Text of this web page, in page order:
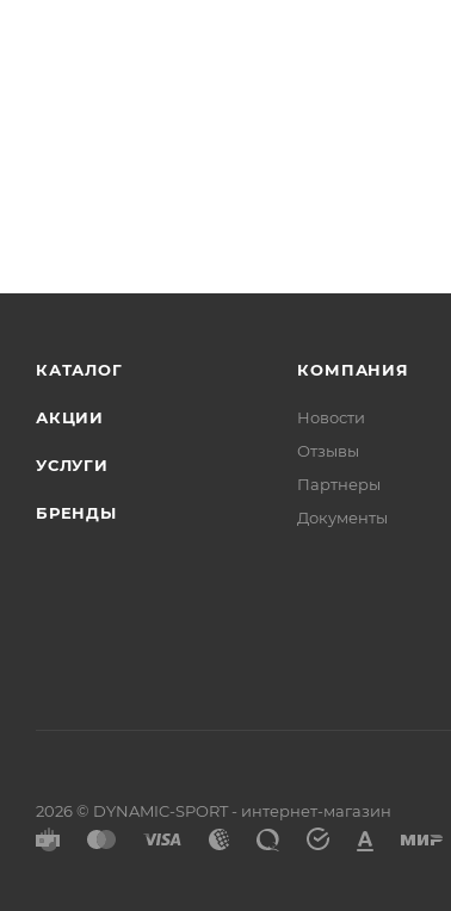
КАТАЛОГ
АКЦИИ
УСЛУГИ
БРЕНДЫ
КОМПАНИЯ
Новости
Отзывы
Партнеры
Документы
2026 © DYNAMIC-SPORT - интернет-магазин